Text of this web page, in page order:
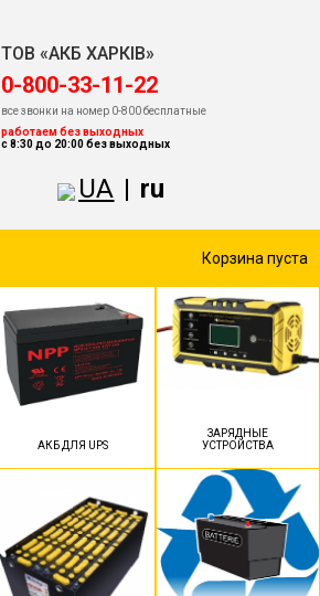
ТОВ «АКБ ХАРКІВ»
‎0-800-33-11-22
все звонки на номер 0-800 бесплатные
работаем без выходных
с 8:30 до 20:00 без выходных
UA | ru
Корзина пуста
АКБ ДЛЯ UPS
ЗАРЯДНЫЕ
УСТРОЙСТВА